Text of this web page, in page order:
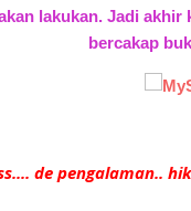
lakukan. Jadi akhir
bercakap
de pengalaman..